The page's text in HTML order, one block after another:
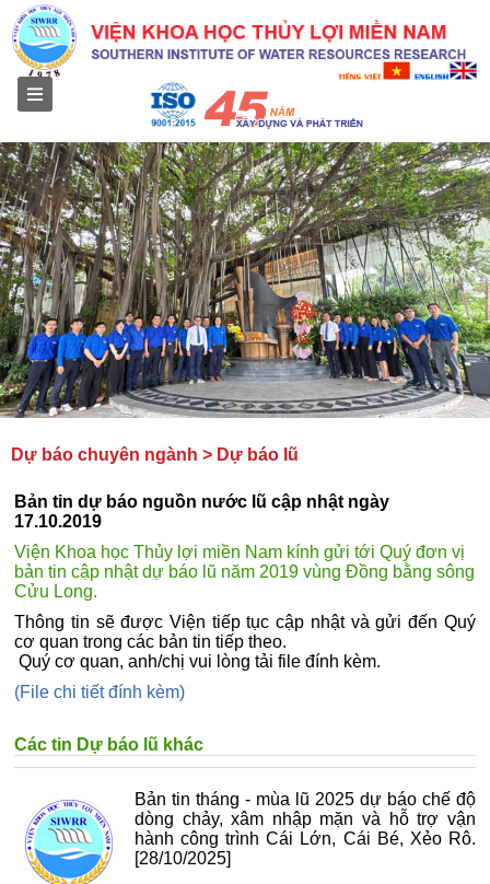
Dự báo chuyên ngành > Dự báo lũ
Bản tin dự báo nguồn nước lũ cập nhật ngày
17.10.2019
Viện Khoa học Thủy lợi miền Nam kính gửi tới Quý đơn vị
bản tin cập nhật dự báo lũ năm 2019 vùng Đồng bằng sông
Cửu Long.
Thông tin sẽ được Viện tiếp tục cập nhật và gửi đến Quý
cơ quan trong các bản tin tiếp theo.
Quý cơ quan, anh/chị vui lòng tải file đính kèm.
(File chi tiết đính kèm)
Các tin Dự báo lũ khác
Bản tin tháng - mùa lũ 2025 dự báo chế độ
dòng chảy, xâm nhập mặn và hỗ trợ vận
hành công trình Cái Lớn, Cái Bé, Xẻo Rô.
[28/10/2025]